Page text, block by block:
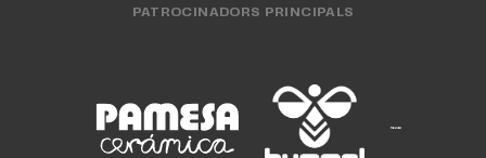
PATROCINADORS PRINCIPALS